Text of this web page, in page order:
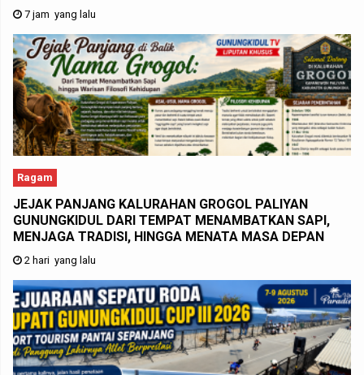
7 jam yang lalu
Ragam
JEJAK PANJANG KALURAHAN GROGOL PALIYAN
GUNUNGKIDUL DARI TEMPAT MENAMBATKAN SAPI,
MENJAGA TRADISI, HINGGA MENATA MASA DEPAN
2 hari yang lalu